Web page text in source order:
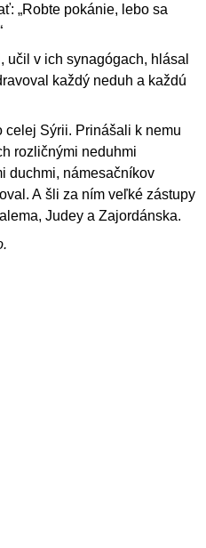
„Robte pokánie, lebo sa
v ich synagógach, hlásal
každý neduh a každú
celej Sýrii. Prinášali k nemu
rozličnými neduhmi
duchmi, námesačníkov
A šli za ním veľké zástupy
Judey a Zajordánska.